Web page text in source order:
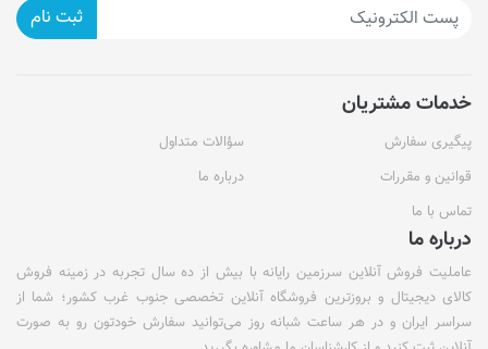
ثبت نام
خدمات مشتریان
پیگیری سفارش
سؤالات متداول
قوانین و مقررات
درباره ما
تماس با ما
درباره ما
عاملیت فروش آنلاین سرزمین رایانه با بیش از ده سال تجربه در زمینه فروش
کالای دیجیتال و بروزترین فروشگاه آنلاین تخصصی جنوب غرب کشور؛ شما از
سراسر ایران و در هر ساعت شبانه روز می‌توانید سفارش خودتون رو به صورت